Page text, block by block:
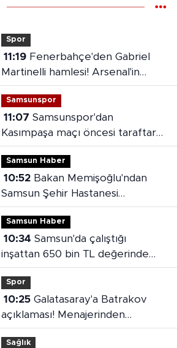
Spor
11:19Fenerbahçe'den Gabriel
Martinelli hamlesi! Arsenal'in
bonservis beklentisi ortaya çıktı
Samsunspor
11:07
Kasımpaşa maçı öncesi taraftara
jest
Samsun Haber
10:52Bakan Memişoğlu'ndan
Samsun Şehir Hastanesi
değerlendirmesi
Samsun Haber
10:34
inşattan 650 bin TL değerinde
kablo çaldı!
Spor
10:25Galatasaray'a Batrakov
açıklaması! Menajerinden
transfer iddialarına net yanıt
Sağlık